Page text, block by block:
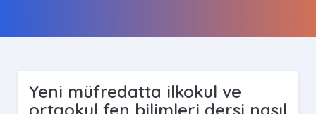
Yeni müfredatta ilkokul ve
ortaokul fen bilimleri dersi nasıl